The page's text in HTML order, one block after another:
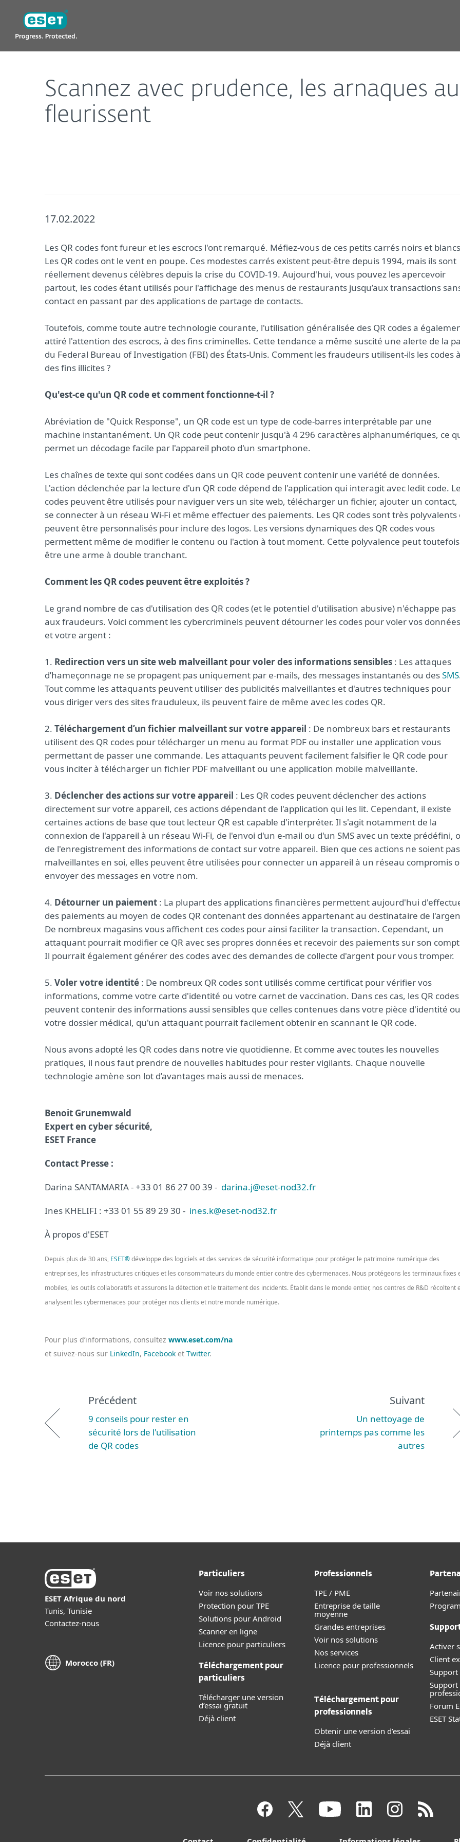
Scannez avec prudence, les arnaques
fleurissent
17.02.2022
Les QR codes font fureur et les escrocs l'ont remarqué. Méfiez-vous de ces petits carrés noirs et
Les QR codes ont le vent en poupe. Ces modestes carrés existent peut-être depuis 1994, mais ils sont
réellement devenus célèbres depuis la crise du COVID-19. Aujourd'hui, vous pouvez les apercevoir
partout, les codes étant utilisés pour l'affichage des menus de restaurants jusqu’aux transactions
contact en passant par des applications de partage de contacts.
Toutefois, comme toute autre technologie courante, l'utilisation généralisée des QR codes a
attiré l'attention des escrocs, à des fins criminelles. Cette tendance a même suscité une alerte de la
du Federal Bureau of Investigation (FBI) des États-Unis. Comment les fraudeurs utilisent-ils les codes
des fins illicites ?
Qu'est-ce qu'un QR code et comment fonctionne-t-il ?
Abréviation de "Quick Response", un QR code est un type de code-barres interprétable par une
machine instantanément. Un QR code peut contenir jusqu'à 4 296 caractères alphanumériques, ce
permet un décodage facile par l'appareil photo d'un smartphone.
Les chaînes de texte qui sont codées dans un QR code peuvent contenir une variété de données.
L'action déclenchée par la lecture d'un QR code dépend de l'application qui interagit avec ledit code.
codes peuvent être utilisés pour naviguer vers un site web, télécharger un fichier, ajouter un contact,
se connecter à un réseau Wi-Fi et même effectuer des paiements. Les QR codes sont très polyvalents
peuvent être personnalisés pour inclure des logos. Les versions dynamiques des QR codes vous
permettent même de modifier le contenu ou l'action à tout moment. Cette polyvalence peut toutefois
être une arme à double tranchant.
Comment les QR codes peuvent être exploités ?
Le grand nombre de cas d'utilisation des QR codes (et le potentiel d'utilisation abusive) n'échappe pas
aux fraudeurs. Voici comment les cybercriminels peuvent détourner les codes pour voler vos données
et votre argent :
1. Redirection vers un site web malveillant pour voler des informations sensibles : Les attaques
d’hameçonnage ne se propagent pas uniquement par e-mails, des messages instantanés ou desSMS
Tout comme les attaquants peuvent utiliser des publicités malveillantes et d'autres techniques pour
vous diriger vers des sites frauduleux, ils peuvent faire de même avec les codes QR.
2. Téléchargement d’un fichier malveillant sur votre appareil : De nombreux bars et restaurants
utilisent des QR codes pour télécharger un menu au format PDF ou installer une application vous
permettant de passer une commande. Les attaquants peuvent facilement falsifier le QR code pour
vous inciter à télécharger un fichier PDF malveillant ou une application mobile malveillante.
3. Déclencher des actions sur votre appareil : Les QR codes peuvent déclencher des actions
directement sur votre appareil, ces actions dépendant de l'application qui les lit. Cependant, il existe
certaines actions de base que tout lecteur QR est capable d'interpréter. Il s'agit notamment de la
connexion de l'appareil à un réseau Wi-Fi, de l'envoi d'un e-mail ou d'un SMS avec un texte prédéfini,
de l'enregistrement des informations de contact sur votre appareil. Bien que ces actions ne soient pas
malveillantes en soi, elles peuvent être utilisées pour connecter un appareil à un réseau compromis
envoyer des messages en votre nom.
4. Détourner un paiement : La plupart des applications financières permettent aujourd'hui
des paiements au moyen de codes QR contenant des données appartenant au destinataire de
De nombreux magasins vous affichent ces codes pour ainsi faciliter la transaction. Cependant, un
attaquant pourrait modifier ce QR avec ses propres données et recevoir des paiements sur son
Il pourrait également générer des codes avec des demandes de collecte d'argent pour vous tromper.
5. Voler votre identité : De nombreux QR codes sont utilisés comme certificat pour vérifier vos
informations, comme votre carte d'identité ou votre carnet de vaccination. Dans ces cas, les QR codes
peuvent contenir des informations aussi sensibles que celles contenues dans votre pièce d'identité ou
votre dossier médical, qu'un attaquant pourrait facilement obtenir en scannant le QR code.
Nous avons adopté les QR codes dans notre vie quotidienne. Et comme avec toutes les nouvelles
pratiques, il nous faut prendre de nouvelles habitudes pour rester vigilants. Chaque nouvelle
technologie amène son lot d’avantages mais aussi de menaces.
Benoit Grunemwald
Expert en cyber sécurité,
ESET France
Contact Presse :
Darina SANTAMARIA - +33 01 86 27 00 39 - darina.j@eset-nod32.fr
Ines KHELIFI : +33 01 55 89 29 30 - ines.k@eset-nod32.fr
À propos d'ESET
Depuis plus de 30 ans, ESET®développe des logiciels et des services de sécurité informatique pour protéger le patrimoine numérique des
entreprises, les infrastructures critiques et les consommateurs du monde entier contre des cybermenaces. Nous protégeons les terminaux fixes
mobiles, les outils collaboratifs et assurons la détection et le traitement des incidents. Établit dans le monde entier, nos centres de R&D récoltent
analysent les cybermenaces pour protéger nos clients et notre monde numérique.
Pour plus d’informations, consultez www.eset.com/na
et suivez-nous sur LinkedIn, Facebook et Twitter.
Précédent
9 conseils pour rester en
sécurité lors de l'utilisation
de QR codes
Suivant
Un nettoyage de
printemps pas comme les
autres
Scannez avec prudence, les arnaques aux QR codes fleurissent
ESET
ESET Afrique du nord
Tunis, Tunisie
Contactez-nous
Morocco (FR)
Particuliers
Voir nos solutions
Protection pour TPE
Solutions pour Android
Scanner en ligne
Licence pour particuliers
Téléchargement pour
particuliers
Télécharger une version
d’essai gratuit
Déjà client
Professionnels
TPE / PME
Entreprise de taille
moyenne
Grandes entreprises
Voir nos solutions
Nos services
Licence pour professionnels
Téléchargement pour
professionnels
Obtenir une version d’essai
Déjà client
Activer
Client
Forum
ESET